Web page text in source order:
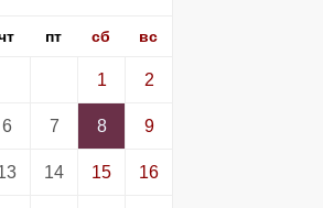
пт сб вс
1 2
6 7 8 9
14 15 16